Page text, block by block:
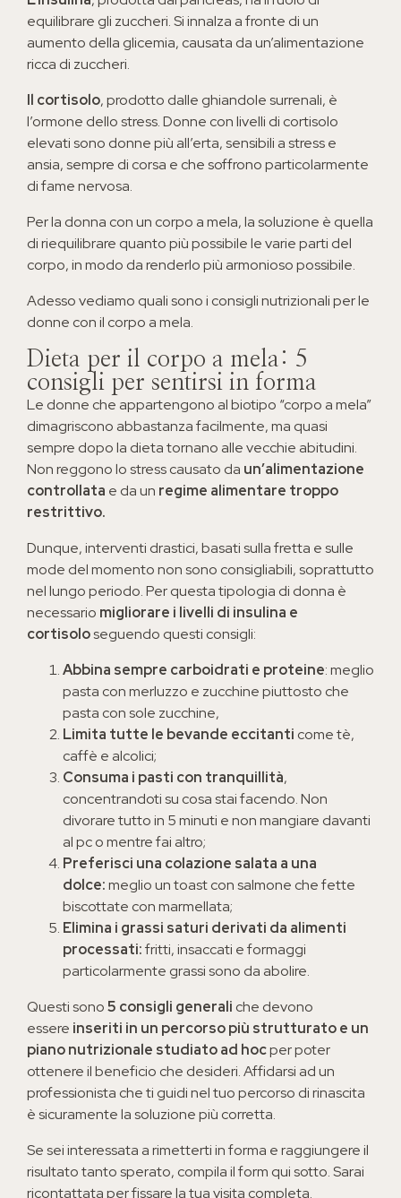
equilibrare gli zuccheri. Si innalza a fronte di un
aumento della glicemia, causata da un’alimentazione
ricca di zuccheri.
Il cortisolo, prodotto dalle ghiandole surrenali, è
l’ormone dello stress. Donne con livelli di cortisolo
elevati sono donne più all’erta, sensibili a stress e
ansia, sempre di corsa e che soffrono particolarmente
di fame nervosa.
Per la donna con un corpo a mela, la soluzione è quella
di riequilibrare quanto più possibile le varie parti del
corpo, in modo da renderlo più armonioso possibile.
Adesso vediamo quali sono i consigli nutrizionali per le
donne con il corpo a mela.
Dieta per il corpo a mela: 5
consigli per sentirsi in forma
Le donne che appartengono al biotipo “corpo a mela”
dimagriscono abbastanza facilmente, ma quasi
sempre dopo la dieta tornano alle vecchie abitudini.
Non reggono lo stress causato da un’alimentazione
controllata e da un regime alimentare troppo
restrittivo.
Dunque, interventi drastici, basati sulla fretta e sulle
mode del momento non sono consigliabili, soprattutto
nel lungo periodo. Per questa tipologia di donna è
necessario migliorare i livelli di insulina e
cortisoloseguendo questi consigli:
Abbina sempre carboidrati e proteine: meglio
pasta con merluzzo e zucchine piuttosto che
pasta con sole zucchine,
Limita tutte le bevande eccitanti come tè,
caffè e alcolici;
Consuma i pasti con tranquillità,
concentrandoti su cosa stai facendo. Non
divorare tutto in 5 minuti e non mangiare davanti
al pc o mentre fai altro;
Preferisci una colazione salata a una
dolce:meglio un toast con salmone che fette
biscottate con marmellata;
Elimina i grassi saturi derivati da alimenti
processati:fritti, insaccati e formaggi
particolarmente grassi sono da abolire.
Questi sono5 consigli generali che devono
essere inseriti in un percorso più strutturato e un
piano nutrizionale studiato ad hocper poter
ottenere il beneficio che desideri. Affidarsi ad un
professionista che ti guidi nel tuo percorso di rinascita
è sicuramente la soluzione più corretta.
Se sei interessata a rimetterti in forma e raggiungere il
risultato tanto sperato, compila il form qui sotto. Sarai
ricontattata per fissare la tua visita completa.